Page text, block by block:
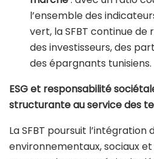
l’ensemble des
vert, la SFBT continue
des investisseurs, des
des épargnants tunisiens.
ESG et responsabilité
structurante au service des
La SFBT poursuit l’intégration
environnementaux, sociaux